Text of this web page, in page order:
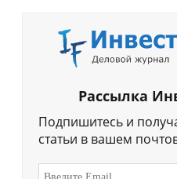
Рассылка
Подпишитесь и
статьи в вашем